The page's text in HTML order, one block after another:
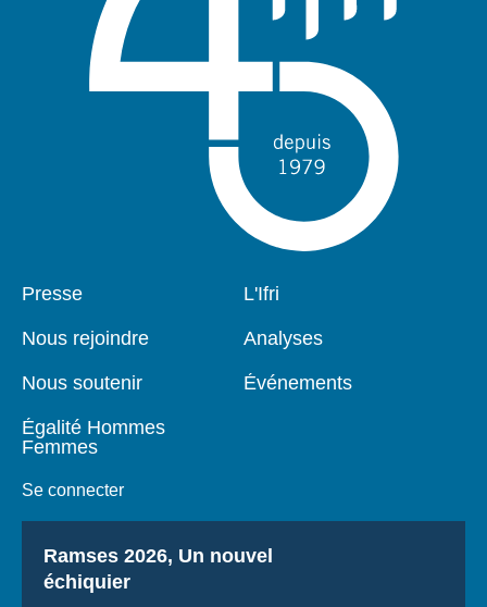
Pied
Presse
Nous rejoindre
Nous soutenir
Égalité Hommes
Femmes
Se connecter
Navigation
L'Ifri
Analyses
Événements
Titre
Ramses 2026, Un nouvel
échiquier